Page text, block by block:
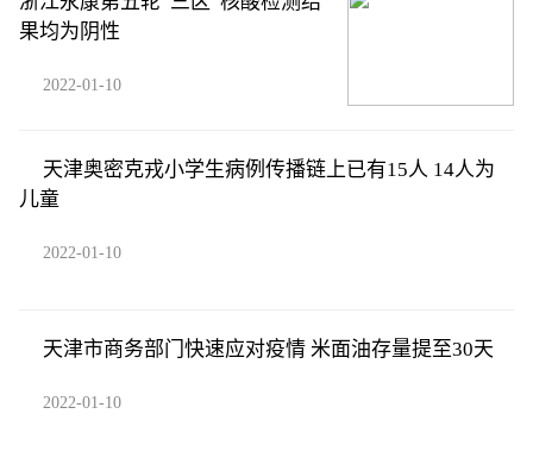
果均为阴性
2022-01-10
天津奥密克戎小学生病例传播链上已有15人 14人为
儿童
2022-01-10
天津市商务部门快速应对疫情 米面油存量提至30天
2022-01-10